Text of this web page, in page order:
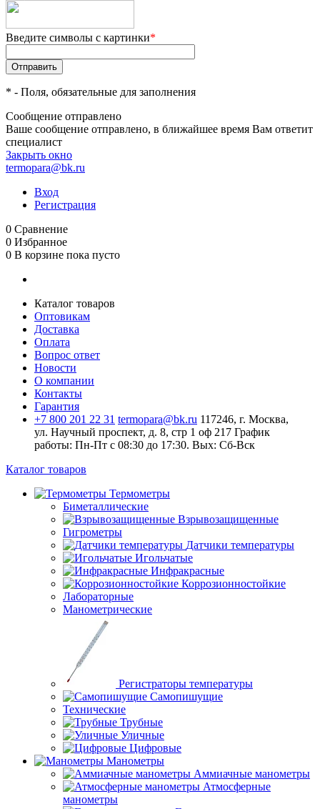
Введите символы с картинки*
* - Поля, обязательные для заполнения
Сообщение отправлено
Ваше сообщение отправлено, в ближайшее время Вам ответит
специалист
Закрыть окно
termopara@bk.ru
Вход
Регистрация
0 Сравнение
0 Избранное
0 В корзине пока пусто
Каталог товаров
Оптовикам
Доставка
Оплата
Вопрос ответ
Новости
О компании
Контакты
Гарантия
+7 800 201 22 31 termopara@bk.ru 117246, г. Москва,
ул. Научный проспект, д. 8, стр 1 оф 217 График
работы: Пн‑Пт с 08:30 до 17:30. Вых: Сб‑Вск
Каталог товаров
Термометры
Биметаллические
Взрывозащищенные
Гигрометры
Датчики температуры
Игольчатые
Инфракрасные
Коррозионностойкие
Лабораторные
Манометрические
Регистраторы температуры
Самопишущие
Технические
Трубные
Уличные
Цифровые
Манометры
Аммиачные манометры
Атмосферные
манометры